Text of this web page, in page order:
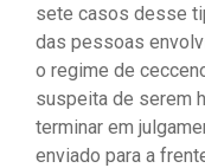
sete casos desse
das pessoas
o regime de
suspeita de serem
terminar em
enviado para a